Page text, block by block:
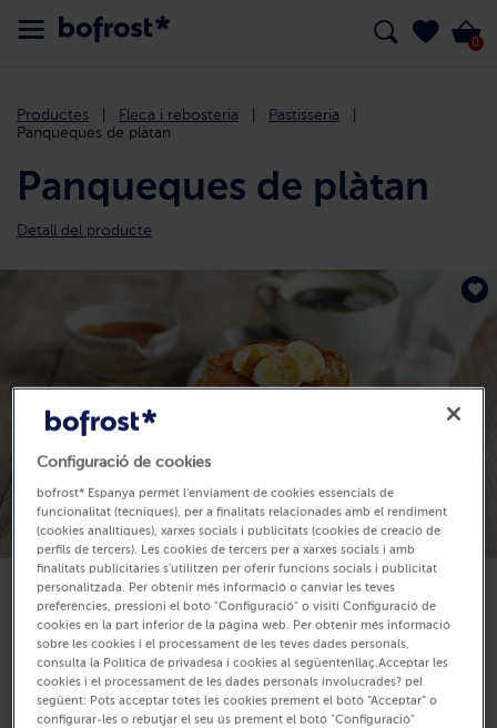
0
Productes Fleca i rebosteria
Pastisseria
Panqueques de plàtan
Panqueques de plàtan
Detall del producte
Disponible
5,99 €
Unitats: 6
240 g (Preu per Kg 24.96 €)
Configuració de cookies
bofrost* Espanya permet l'enviament de cookies essencials de
funcionalitat (tècniques), per a finalitats relacionades amb el rendiment
(cookies analítiques), xarxes socials i publicitats (cookies de creació de
perfils de tercers). Les cookies de tercers per a xarxes socials i amb
finalitats publicitàries s'utilitzen per oferir funcions socials i publicitat
personalitzada. Per obtenir més informació o canviar les teves
preferències, pressioni el botó "Configuració" o visiti Configuració de
cookies en la part inferior de la pàgina web. Per obtenir més informació
sobre les cookies i el processament de les teves dades personals,
consulta la Política de privadesa i cookies al següentenllaç.Acceptar les
cookies i el processament de les dades personals involucrades? pel
següent: Pots acceptar totes les cookies prement el botó “Acceptar” o
configurar-les o rebutjar el seu ús prement el botó "Configuració"